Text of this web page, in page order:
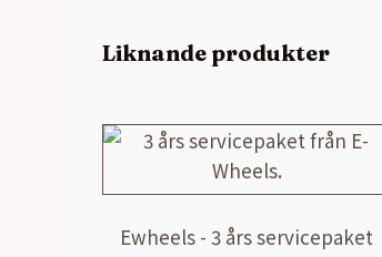
Liknande produkter
Ewheels - 3 års servicepaket